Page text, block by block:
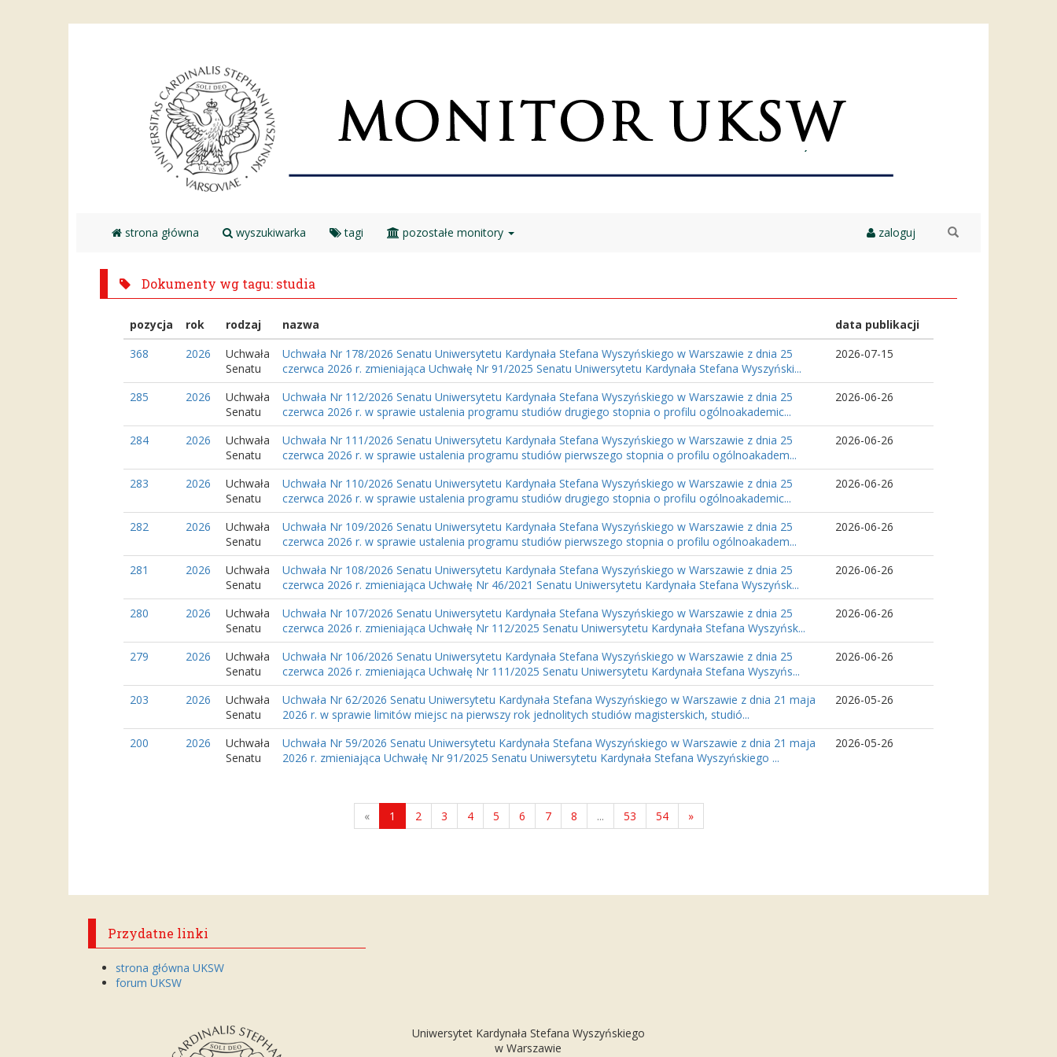
strona główna wyszukiwarka tagi pozostałe monitory zaloguj
Dokumenty wg tagu: studia
pozycja rok rodzaj nazwa
data publikacji
368
2026
Uchwała
Senatu
Uchwała Nr 178/2026 Senatu Uniwersytetu Kardynała Stefana Wyszyńskiego w Warszawie z dnia 25
czerwca 2026 r. zmieniająca Uchwałę Nr 91/2025 Senatu Uniwersytetu Kardynała Stefana Wyszyński...
2026-07-15
285 2026
Uchwała
Senatu
Uchwała Nr 112/2026 Senatu Uniwersytetu Kardynała Stefana Wyszyńskiego w Warszawie z dnia 25
czerwca 2026 r. w sprawie ustalenia programu studiów drugiego stopnia o profilu ogólnoakademic...
2026-06-26
284 2026
Uchwała
Senatu
Uchwała Nr 111/2026 Senatu Uniwersytetu Kardynała Stefana Wyszyńskiego w Warszawie z dnia 25
czerwca 2026 r. w sprawie ustalenia programu studiów pierwszego stopnia o profilu ogólnoakadem...
2026-06-26
283 2026
Uchwała
Senatu
Uchwała Nr 110/2026 Senatu Uniwersytetu Kardynała Stefana Wyszyńskiego w Warszawie z dnia 25
czerwca 2026 r. w sprawie ustalenia programu studiów drugiego stopnia o profilu ogólnoakademic...
2026-06-26
282 2026
Uchwała
Senatu
Uchwała Nr 109/2026 Senatu Uniwersytetu Kardynała Stefana Wyszyńskiego w Warszawie z dnia 25
czerwca 2026 r. w sprawie ustalenia programu studiów pierwszego stopnia o profilu ogólnoakadem...
2026-06-26
281 2026
Uchwała
Senatu
Uchwała Nr 108/2026 Senatu Uniwersytetu Kardynała Stefana Wyszyńskiego w Warszawie z dnia 25
czerwca 2026 r. zmieniająca Uchwałę Nr 46/2021 Senatu Uniwersytetu Kardynała Stefana Wyszyńsk...
2026-06-26
280 2026
Uchwała
Senatu
Uchwała Nr 107/2026 Senatu Uniwersytetu Kardynała Stefana Wyszyńskiego w Warszawie z dnia 25
czerwca 2026 r. zmieniająca Uchwałę Nr 112/2025 Senatu Uniwersytetu Kardynała Stefana Wyszyńsk...
2026-06-26
279 2026
Uchwała
Senatu
Uchwała Nr 106/2026 Senatu Uniwersytetu Kardynała Stefana Wyszyńskiego w Warszawie z dnia 25
czerwca 2026 r. zmieniająca Uchwałę Nr 111/2025 Senatu Uniwersytetu Kardynała Stefana Wyszyńs...
2026-06-26
203 2026
Uchwała
Senatu
Uchwała Nr 62/2026 Senatu Uniwersytetu Kardynała Stefana Wyszyńskiego w Warszawie z dnia 21 maja
2026 r. w sprawie limitów miejsc na pierwszy rok jednolitych studiów magisterskich, studió...
2026-05-26
200 2026
Uchwała
Senatu
Uchwała Nr 59/2026 Senatu Uniwersytetu Kardynała Stefana Wyszyńskiego w Warszawie z dnia 21 maja
2026 r. zmieniająca Uchwałę Nr 91/2025 Senatu Uniwersytetu Kardynała Stefana Wyszyńskiego ...
2026-05-26
« 1 2 3 4 5 6 7 8 ... 53 54 »
Przydatne linki
strona główna UKSW
forum UKSW
Uniwersytet Kardynała Stefana Wyszyńskiego
w Warszawie